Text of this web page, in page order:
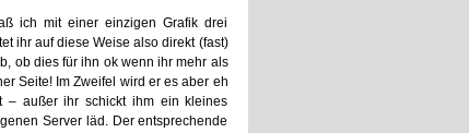
ich mit einer einzigen Grafik drei
ihr auf diese Weise also direkt (fast)
ob dies für ihn ok wenn ihr mehr als
Seite! Im Zweifel wird er es aber eh
– außer ihr schickt ihm ein kleines
Server läd. Der entsprechende